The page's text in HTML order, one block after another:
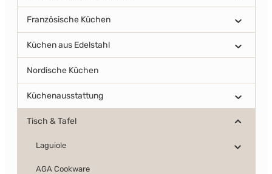
Französische Küchen
Küchen aus Edelstahl
Nordische Küchen
Küchenausstattung
Tisch & Tafel
Laguiole
AGA Cookware